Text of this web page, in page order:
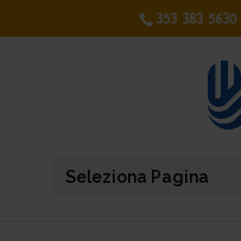
353 383 5630
Seleziona Pagina